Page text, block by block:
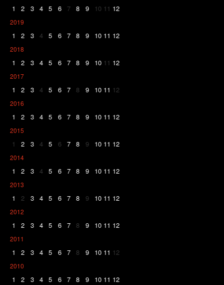
1 2 3 4 5 6 7 8 9 10 11 12
2019
1 2 3 4 5 6 7 8 9 10 11 12
2018
1 2 3 4 5 6 7 8 9 10 11 12
2017
1 2 3 4 5 6 7 8 9 10 11 12
2016
1 2 3 4 5 6 7 8 9 10 11 12
2015
1 2 3 4 5 6 7 8 9 10 11 12
2014
1 2 3 4 5 6 7 8 9 10 11 12
2013
1 2 3 4 5 6 7 8 9 10 11 12
2012
1 2 3 4 5 6 7 8 9 10 11 12
2011
1 2 3 4 5 6 7 8 9 10 11 12
2010
1 2 3 4 5 6 7 8 9 10 11 12